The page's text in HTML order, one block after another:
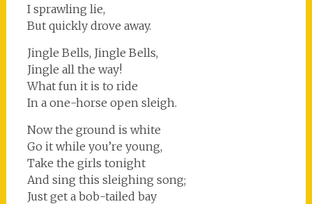
I sprawling lie,
But quickly drove away.
Jingle Bells, Jingle Bells,
Jingle all the way!
What fun it is to ride
In a one-horse open sleigh.
Now the ground is white
Go it while you’re young,
Take the girls tonight
And sing this sleighing song;
Just get a bob-tailed bay